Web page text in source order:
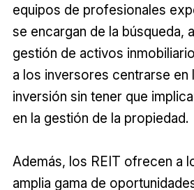
equipos de profesionales
se encargan de la búsqueda,
gestión de activos
a los inversores centrarse en
inversión sin tener que
en la gestión de la propiedad.
Además, los REIT ofrecen a
amplia gama de